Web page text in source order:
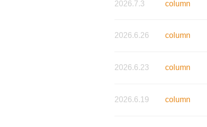
2026.7.3 column
2026.6.26 column
2026.6.23 column
2026.6.19 column